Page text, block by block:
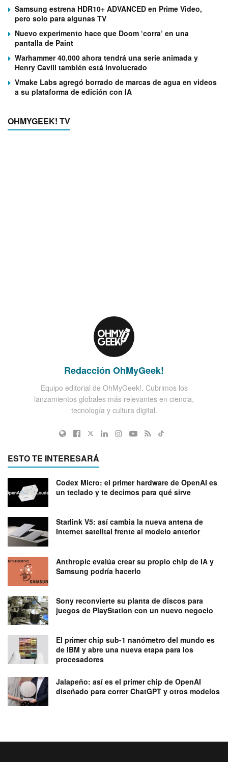
Samsung estrena HDR10+ ADVANCED en Prime Video,
pero solo para algunas TV
Nuevo experimento hace que Doom ‘corra’ en una
pantalla de Paint
Warhammer 40.000 ahora tendrá una serie animada y
Henry Cavill también está involucrado
Vmake Labs agregó borrado de marcas de agua en videos
a su plataforma de edición con IA
OHMYGEEK! TV
Redacción OhMyGeek!
Equipo editorial de OhMyGeek!. Cubrimos los
lanzamientos globales más relevantes en ciencia,
tecnología y cultura digital.
ESTO TE INTERESARÁ
Codex Micro: el primer hardware de OpenAI es
un teclado y te decimos para qué sirve
Starlink V5: así cambia la nueva antena de
Internet satelital frente al modelo anterior
Anthropic evalúa crear su propio chip de IA y
Samsung podría hacerlo
Sony reconvierte su planta de discos para
juegos de PlayStation con un nuevo negocio
El primer chip sub-1 nanómetro del mundo es
de IBM y abre una nueva etapa para los
procesadores
Jalapeño: así es el primer chip de OpenAI
diseñado para correr ChatGPT y otros modelos